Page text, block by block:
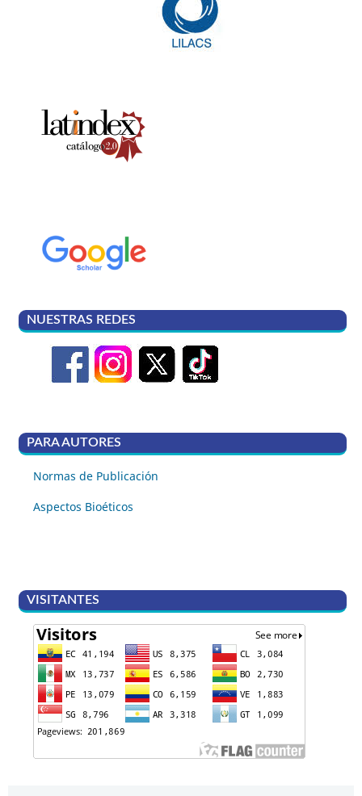
NUESTRAS REDES
PARA AUTORES
Normas de Publicación
Aspectos Bioéticos
VISITANTES